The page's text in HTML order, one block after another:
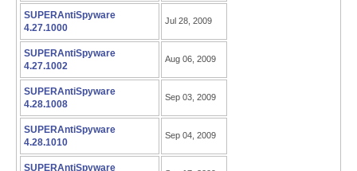
SUPERAntiSpyware
4.27.1000
Jul 28, 2009
SUPERAntiSpyware
4.27.1002
Aug 06, 2009
SUPERAntiSpyware
4.28.1008
Sep 03, 2009
SUPERAntiSpyware
4.28.1010
Sep 04, 2009
SUPERAntiSpyware